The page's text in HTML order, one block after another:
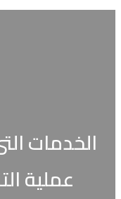
الخدمات
عملية